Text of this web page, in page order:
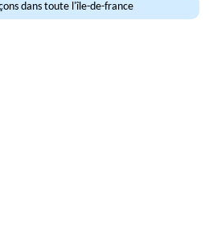
dans toute l'île-de-france